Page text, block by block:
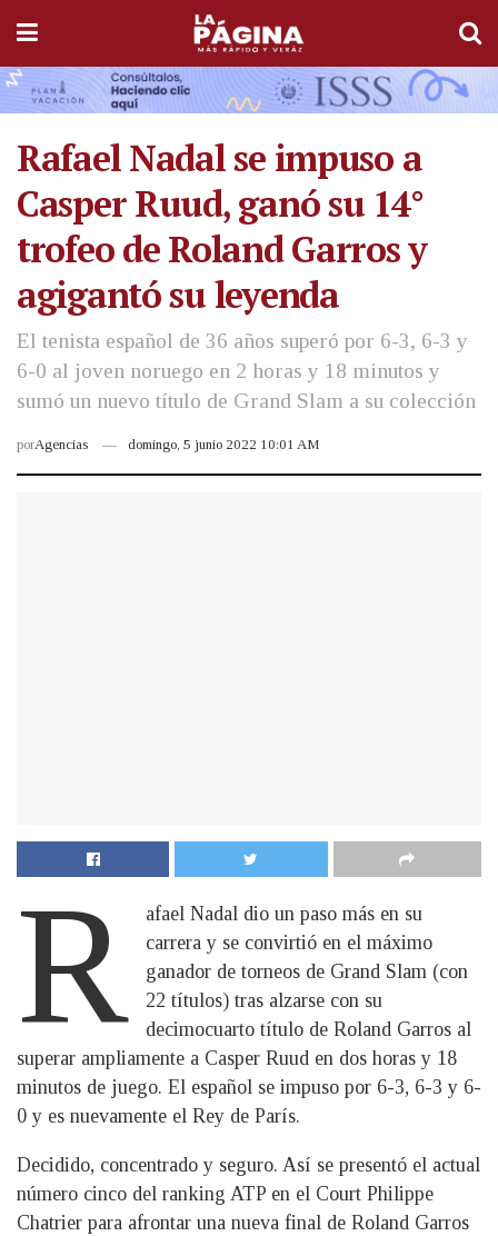
Rafael Nadal se impuso a
Casper Ruud, ganó su 14°
trofeo de Roland Garros y
agigantó su leyenda
El tenista español de 36 años superó por 6-3, 6-3 y
6-0 al joven noruego en 2 horas y 18 minutos y
sumó un nuevo título de Grand Slam a su colección
porAgencias domingo, 5 junio 2022 10:01 AM
R
afael Nadal dio un paso más en su
carrera y se convirtió en el máximo
ganador de torneos de Grand Slam (con
22 títulos) tras alzarse con su
decimocuarto título de Roland Garros al
superar ampliamente a Casper Ruud en dos horas y 18
minutos de juego. El español se impuso por 6-3, 6-3 y 6-
0 y es nuevamente el Rey de París.
Decidido, concentrado y seguro. Así se presentó el actual
número cinco del ranking ATP en el Court Philippe
Chatrier para afrontar una nueva final de Roland Garros